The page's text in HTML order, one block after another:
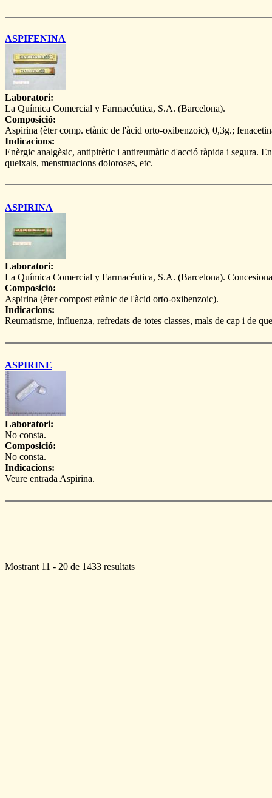
ASPIFENINA
Laboratori:
La Química Comercial y Farmacéutica, S.A. (Barcelona).
Composició:
Aspirina (èter comp. etànic de l'àcid orto-oxibenzoic), 0,3g.;
Indicacions:
Enèrgic analgèsic, antipirètic i antireumàtic d'acció ràpida i segura.
queixals, menstruacions doloroses, etc.
ASPIRINA
Laboratori:
La Química Comercial y Farmacéutica, S.A. (Barcelona).
Composició:
Aspirina (èter compost etànic de l'àcid orto-oxibenzoic).
Indicacions:
Reumatisme, influenza, refredats de totes classes, mals de cap i de
ASPIRINE
Laboratori:
No consta.
Composició:
No consta.
Indicacions:
Veure entrada Aspirina.
Mostrant 11 - 20 de 1433 resultats